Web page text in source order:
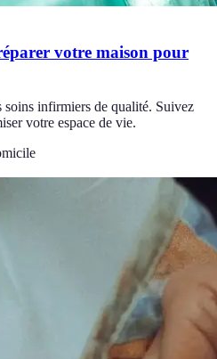
votre maison pour
soins infirmiers de qualité. Suivez
votre espace de vie.